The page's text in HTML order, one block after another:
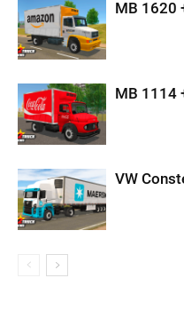
MB 1620
MB 1114
VW